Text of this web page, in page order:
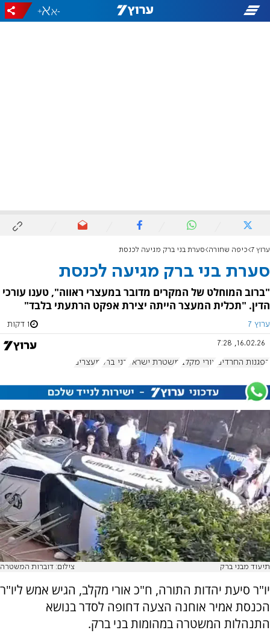
-
+
ערוץ 7 כיפה שחורה סערת בני ברק מגיעה לכנסת
סערת בני ברק מגיעה לכנסת
"ברוב המוחלט של המקרים מדובר במעצרי ראווה", טענו עורכי
הדין. "תכלית המעצר הייתה יצירת אפקט הרתעתי בלבד"
ערוץ 7 1 דקות
16.02.26, 7:28
הפגנות החרדים אורי מקלב משטרת ישראל בני ברק מעצרים
תיעוד מבני ברק צילום: דוברות המשטרה
יו"ר סיעת יהדות התורה, ח"כ אורי מקלב, הגיש אמש ליו"ר
הכנסת אמיר אוחנה הצעה דחופה לסדר בנושא
התנהלות המשטרה במהומות בני ברק.